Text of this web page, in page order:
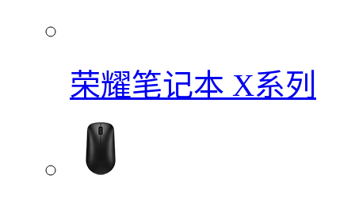
荣耀笔记本 X系列